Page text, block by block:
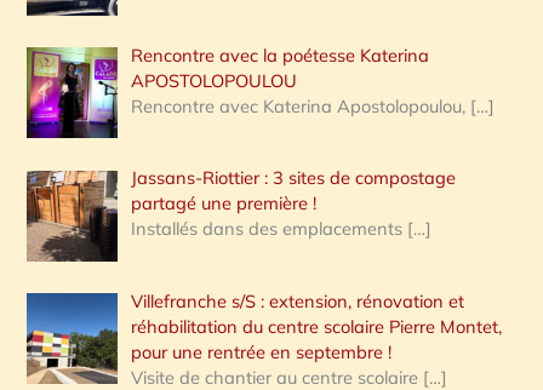
Rencontre avec la poétesse Katerina
APOSTOLOPOULOU
Rencontre avec Katerina Apostolopoulou, […]
Jassans-Riottier : 3 sites de compostage
partagé une première !
Installés dans des emplacements […]
Villefranche s/S : extension, rénovation et
réhabilitation du centre scolaire Pierre Montet,
pour une rentrée en septembre !
Visite de chantier au centre scolaire […]